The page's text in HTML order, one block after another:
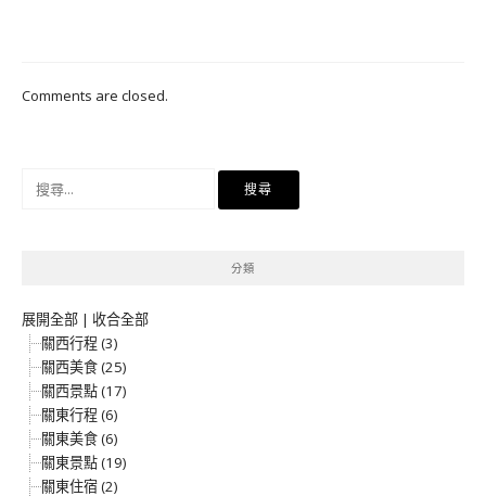
Comments are closed.
分類
展開全部 | 收合全部
關西行程 (3)
關西美食 (25)
關西景點 (17)
關東行程 (6)
關東美食 (6)
關東景點 (19)
關東住宿 (2)